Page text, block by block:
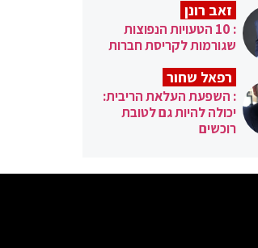
זאב רונן
: 10 הטעויות הנפוצות
שגורמות לקריסת חברות
רפאל שחור
: השפעת העלאת הריבית:
יכולה להיות גם לטובת
רוכשים